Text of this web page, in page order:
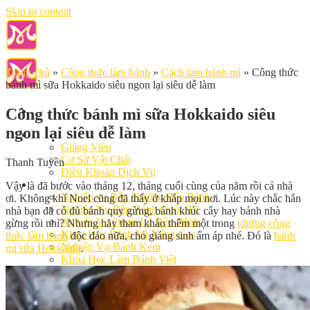
Skip to content
Giới Thiệu
Giảng Viên
Cơ Sở Vật Chất
Điều Khoản Dịch Vụ
Học Làm Bánh
Nghiệp vụ Bếp Trưởng Bếp Bánh
Nghiệp Vụ Bếp Bánh Quốc Tế
Nghiệp Vụ Quản Lý Bếp Bánh
Khóa Học Bánh Mì Nâng Cao
Nghiệp Vụ Bánh Kem
Khóa Học Làm Bánh Việt
Khóa Học Làm Bánh Nhật
Khóa Học Bánh Đài Loan
Học Làm Bánh Ngắn Hạn
Trang chủ » Công thức làm bánh » Cách làm bánh mì » Công thức
bánh mì sữa Hokkaido siêu ngon lại siêu dễ làm
Công thức bánh mì sữa Hokkaido siêu
ngon lại siêu dễ làm
Thanh Tuyền
Vậy là đã bước vào tháng 12, tháng cuối cùng của năm rồi cả nhà
ơi. Không khí Noel cũng đã thấy ở khắp mọi nơi. Lúc này chắc hẳn
nhà bạn đã có đủ bánh quy gừng, bánh khúc cây hay bánh nhà
gừng rồi nhỉ? Nhưng hãy tham khảo thêm một trong những công
thức làm bánhđộc đáo nữa, cho giáng sinh ấm áp nhé. Đó là bánh
mì sữa Hokkaido.